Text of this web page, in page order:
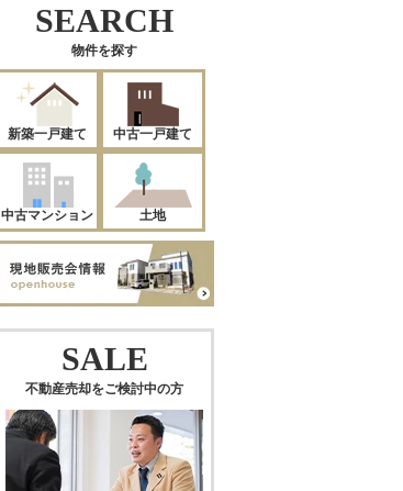
SEARCH
物件を探す
新築一戸建て 中古一戸建て
中古マンション 土地
SALE
不動産売却をご検討中の方